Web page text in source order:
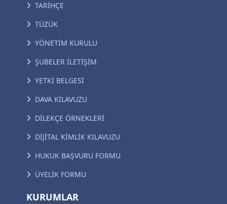
TARİHÇE
TÜZÜK
YÖNETİM KURULU
ŞUBELER İLETİŞİM
YETKİ BELGESİ
DAVA KILAVUZU
DİLEKÇE ÖRNEKLERİ
DİJİTAL KİMLİK KILAVUZU
HUKUK BAŞVURU FORMU
ÜYELİK FORMU
KURUMLAR